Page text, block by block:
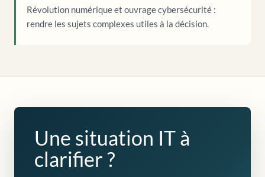
Révolution numérique et ouvrage cybersécurité :
rendre les sujets complexes utiles à la décision.
Une situation IT à
clarifier ?